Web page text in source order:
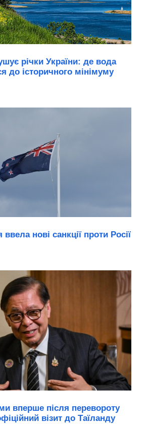
річки України: де вода
до історичного мінімуму
нові санкції проти Росії
вперше після перевороту
візит до Таїланду